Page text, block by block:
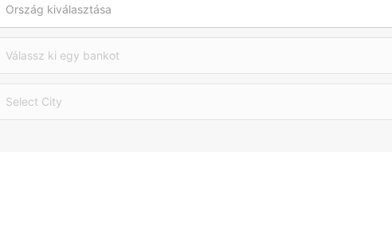
Ország kiválasztása
Válassz ki egy bankot
Select City